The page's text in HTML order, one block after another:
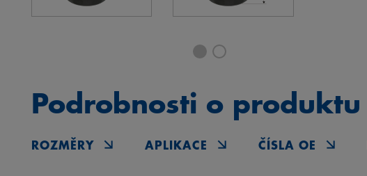
Podrobnosti o produktu
ROZMĚRY APLIKACE ČÍSLA OE